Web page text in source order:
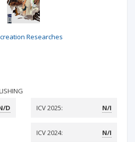
Researches
D ICV 2025: N/I
ICV 2024: N/I